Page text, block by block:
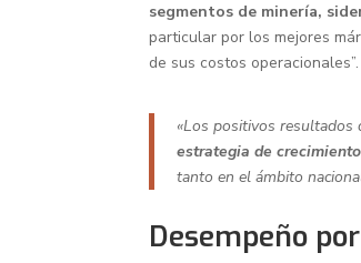
segmentos de minería,
particular por los mejores
de sus costos operacionales”.
«Los positivos resultados
estrategia de
tanto en el ámbito
Desempeño